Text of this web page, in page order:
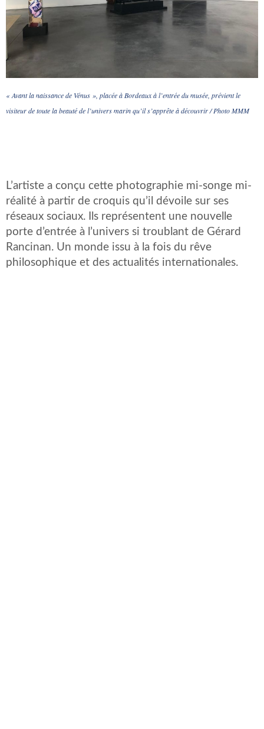
« Avant la naissance de Vénus », placée à Bordeaux à l’entrée du musée, prévient le
visiteur de toute la beauté de l’univers marin qu’il s’apprête à découvrir / Photo MMM
L’artiste a conçu cette photographie mi-songe mi-
réalité à partir de croquis qu’il dévoile sur ses
réseaux sociaux. Ils représentent une nouvelle
porte d’entrée à l’univers si troublant de Gérard
Rancinan. Un monde issu à la fois du rêve
philosophique et des actualités internationales.